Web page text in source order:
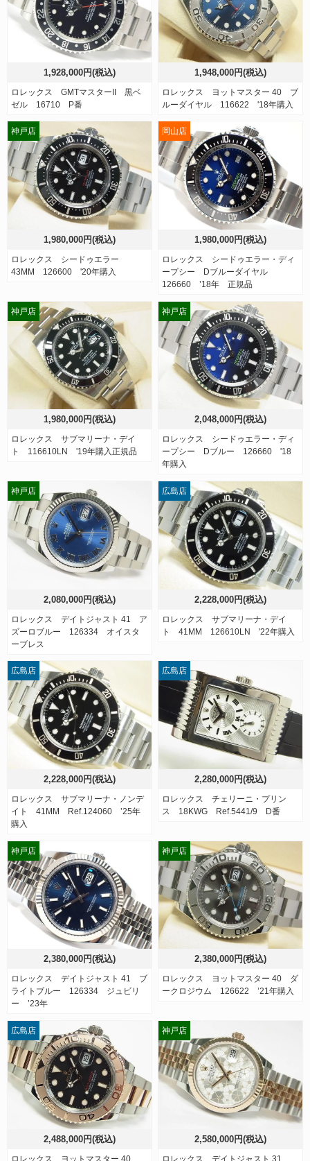
1,928,000円(税込)
ロレックス GMTマスターII 黒ベ
ゼル 16710 P番
1,948,000円(税込)
ロレックス ヨットマスター 40 ブ
ルーダイヤル 116622 '18年購入
1,980,000円(税込)
ロレックス シードゥエラー
43MM 126600 '20年購入
神戸店
1,980,000円(税込)
ロレックス シードゥエラー・ディ
ープシー Dブルーダイヤル
126660 ’18年 正規品
岡山店
1,980,000円(税込)
ロレックス サブマリーナ・デイ
ト 116610LN '19年購入正規品
神戸店
2,048,000円(税込)
ロレックス シードゥエラー・ディ
ープシー Dブルー 126660 '18
年購入
神戸店
2,080,000円(税込)
ロレックス デイトジャスト 41 ア
ズーロブルー 126334 オイスタ
ーブレス
神戸店
2,228,000円(税込)
ロレックス サブマリーナ・デイ
ト 41MM 126610LN '22年購入
広島店
2,228,000円(税込)
ロレックス サブマリーナ・ノンデ
イト 41MM Ref.124060 ’25年
購入
広島店
2,280,000円(税込)
ロレックス チェリーニ・プリン
ス 18KWG Ref.5441/9 D番
広島店
2,380,000円(税込)
ロレックス デイトジャスト 41 ブ
ライトブルー 126334 ジュビリ
ー ’23年
神戸店
2,380,000円(税込)
ロレックス ヨットマスター 40 ダ
ークロジウム 126622 ’21年購入
神戸店
2,488,000円(税込)
ロレックス ヨットマスター 40
広島店
2,580,000円(税込)
ロレックス デイトジャスト 31
神戸店